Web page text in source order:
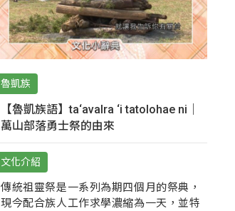
魯凱族
【魯凱族語】ta‘avalra ‘i tatolohae ni｜
萬山部落勇士祭的由來
文化介紹
傳統祖靈祭是一系列為期四個月的祭典，
現今配合族人工作求學濃縮為一天，並特